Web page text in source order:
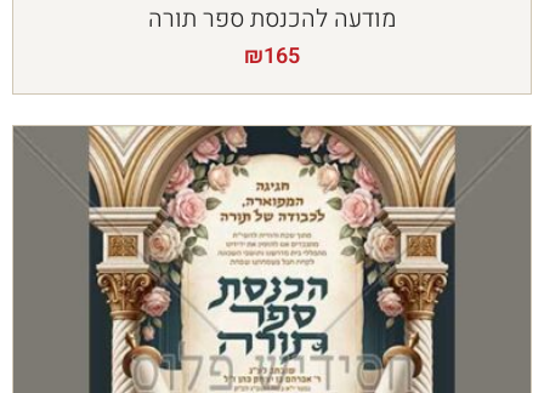
מודעה להכנסת ספר תורה
₪165